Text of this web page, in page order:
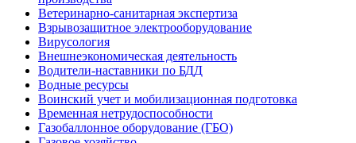
Ветеринарно-санитарная экспертиза
Взрывозащитное электрооборудование
Вирусология
Внешнеэкономическая деятельность
Водители-наставники по БДД
Водные ресурсы
Воинский учет и мобилизационная подготовка
Временная нетрудоспособности
Газобаллонное оборудование (ГБО)